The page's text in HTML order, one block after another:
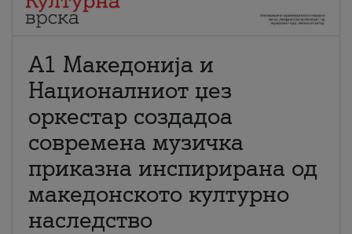
А1 Македонија и
Националниот џез
оркестар создадоа
современа музичка
приказна инспирирана од
македонското културно
наследство